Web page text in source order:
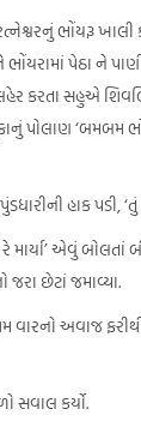
ભોંયરૂ ખાલી
પેઠા ને
લહેર કરતા સહુએ
પોલાણ ‘બમબમ
હાક પડી,
રે માર્યા’ એવું
છેટાં જમાવ્યા.
વારનો અવાજ
સવાલ કર્યો.